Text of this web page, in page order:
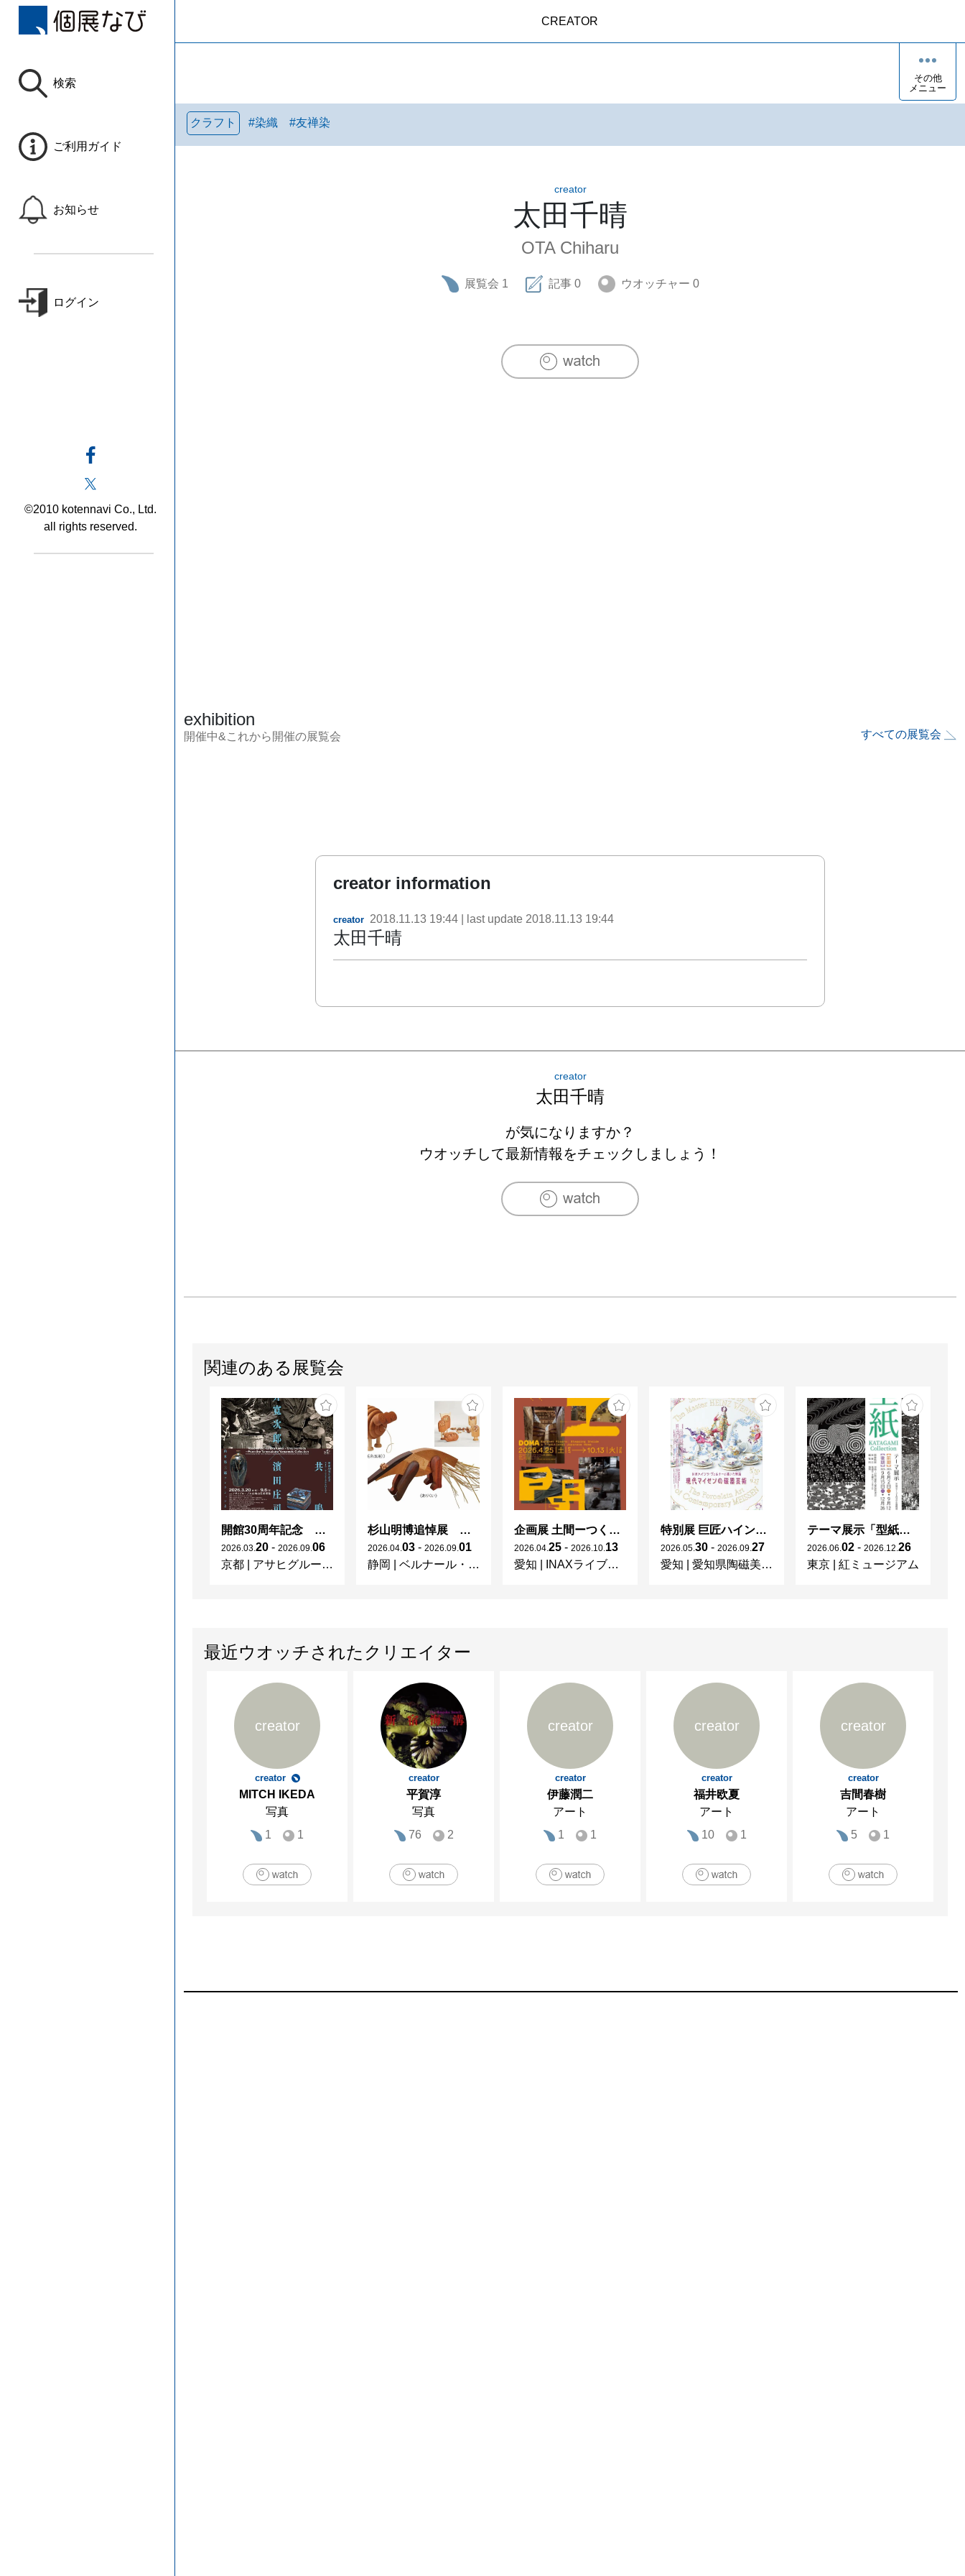
検索
ご利用ガイド
お知らせ
ログイン
©2010 kotennavi Co., Ltd.
all rights reserved.
CREATOR
その他
メニュー
クラフト #染織 #友禅染
creator
太田千晴
OTA Chiharu
展覧会 1 記事 0 ウオッチャー 0
exhibition
開催中&これから開催の展覧会 すべての展覧会
creator information
creator 2018.11.13 19:44 | last update 2018.11.13 19:44
太田千晴
creator
太田千晴
が気になりますか？
ウオッチして最新情報をチェックしましょう！
関連のある展覧会
開館30周年記念 山本爲三郎・河井寬次郎没後60年記念 「共鳴 河井寬次郎 × 濱田庄司 ー山本爲三郎コレクションより」
2026 03 20 - 2026 09 06
京都
アサヒグループ大山崎山荘美術館
杉山明博追悼展 木とわたし―木工の妙技と美術教育
2026 04 03 - 2026 09 01
静岡
ベルナール・ビュフェ美術館
企画展 土間ーつくって、つかって、再発見ー
2026 04 25 - 2026 10 13
愛知
INAXライブミュージアム
特別展 巨匠ハインツ・ヴェルナーの描いた物語（メルヘン） ー現代マイセンの磁器芸術ー
2026 05 30 - 2026 09 27
愛知
愛知県陶磁美術館
テーマ展示「型紙 KATAGAMI Collection」
2026 06 02 - 2026 12 26
東京
紅ミュージアム
最近ウオッチされたクリエイター
creator
creator
MITCH IKEDA
写真
1
1
creator
平賀淳
写真
76
2
creator
creator
伊藤潤二
アート
1
1
creator
creator
福井欧夏
アート
10
1
creator
creator
吉間春樹
アート
5
1